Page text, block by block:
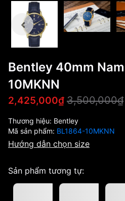
Bentley 40mm
10MKNN
2,425,000₫ 3,500,000₫
Thương hiệu: Bentley
Mã sản phẩm: BL1864-10MKNN
Hướng dẫn chọn size
Sản phẩm tương tự: